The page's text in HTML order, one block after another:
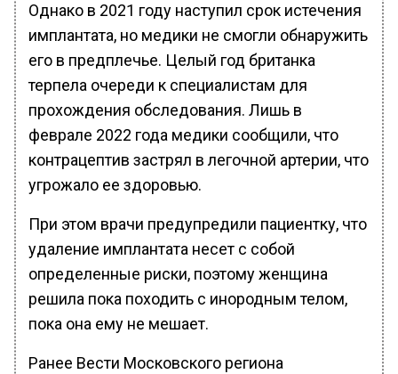
Однако в 2021 году наступил срок истечения
имплантата, но медики не смогли обнаружить
его в предплечье. Целый год британка
терпела очереди к специалистам для
прохождения обследования. Лишь в
феврале 2022 года медики сообщили, что
контрацептив застрял в легочной артерии, что
угрожало ее здоровью.
При этом врачи предупредили пациентку, что
удаление имплантата несет с собой
определенные риски, поэтому женщина
решила пока походить с инородным телом,
пока она ему не мешает.
Ранее Вести Московского региона